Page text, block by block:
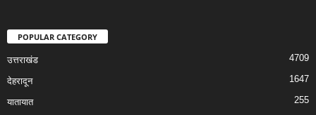
POPULAR CATEGORY
उत्तराखंड 4709
देहरादून 1647
यातायात 255